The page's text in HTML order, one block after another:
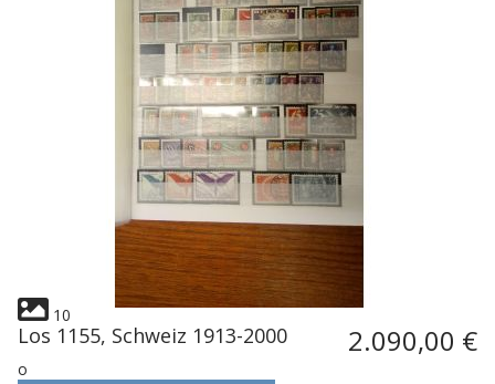
10
Los 1155, Schweiz 1913-2000 2.090,00 €
o